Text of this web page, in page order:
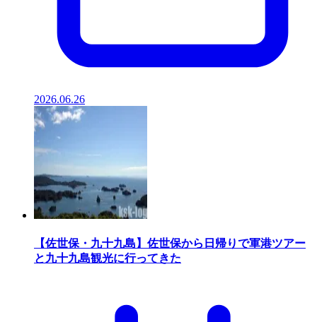
2026.06.26
【佐世保・九十九島】佐世保から日帰りで軍港ツアー
と九十九島観光に行ってきた